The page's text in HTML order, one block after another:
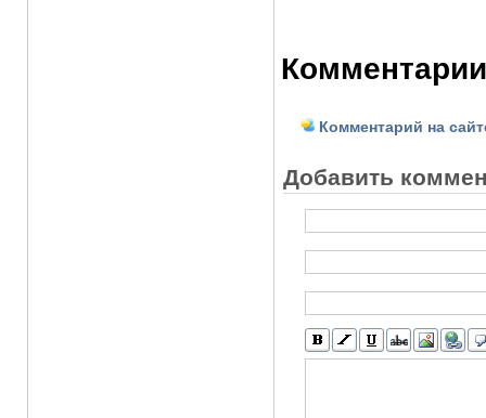
Комментарий на
Добавить